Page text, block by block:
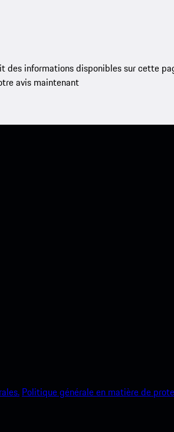
des informations disponibles sur cette
avis maintenant
Politique générale en matière de